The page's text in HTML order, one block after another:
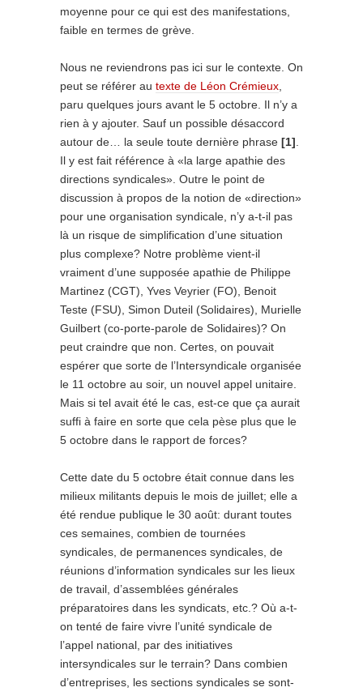
moyenne pour ce qui est des manifestations,
faible en termes de grève.
Nous ne reviendrons pas ici sur le contexte. On
peut se référer au texte de Léon Crémieux
paru quelques jours avant le 5 octobre. Il n’y a
rien à y ajouter. Sauf un possible désaccord
autour de… la seule toute dernière phrase [1]
Il y est fait référence à «la large apathie des
directions syndicales». Outre le point de
discussion à propos de la notion de «direction»
pour une organisation syndicale, n’y a-t-il pas
là un risque de simplification d’une situation
plus complexe? Notre problème vient-il
vraiment d’une supposée apathie de Philippe
Martinez (CGT), Yves Veyrier (FO), Benoit
Teste (FSU), Simon Duteil (Solidaires), Murielle
Guilbert (co-porte-parole de Solidaires)? On
peut craindre que non. Certes, on pouvait
espérer que sorte de l’Intersyndicale organisée
le 11 octobre au soir, un nouvel appel unitaire.
Mais si tel avait été le cas, est-ce que ça aurait
suffi à faire en sorte que cela pèse plus que le
5 octobre dans le rapport de forces?
Cette date du 5 octobre était connue dans les
milieux militants depuis le mois de juillet; elle a
été rendue publique le 30 août: durant toutes
ces semaines, combien de tournées
syndicales, de permanences syndicales, de
réunions d’information syndicales sur les lieux
de travail, d’assemblées générales
préparatoires dans les syndicats, etc.? Où a-t-
on tenté de faire vivre l’unité syndicale de
l’appel national, par des initiatives
intersyndicales sur le terrain? Dans combien
d’entreprises, les sections syndicales se sont-